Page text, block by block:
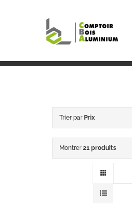
Trier par Prix
Montrer21 produits